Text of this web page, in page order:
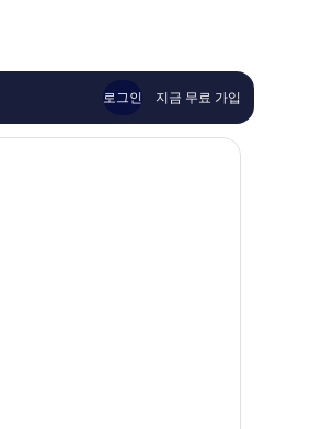
이
용
기
로그인 지금 무료 가입